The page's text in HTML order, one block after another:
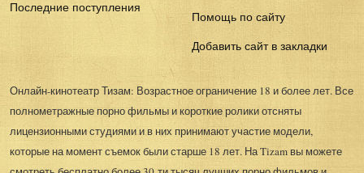
Последние поступления
Помощь по сайту
Добавить сайт в закладки
Онлайн-кинотеатр Тизам: Возрастное ограничение 18 и более лет. Все
полнометражные порно фильмы и короткие ролики отсняты
лицензионными студиями и в них принимают участие модели,
которые на момент съемок были старше 18 лет. На Tizam вы можете